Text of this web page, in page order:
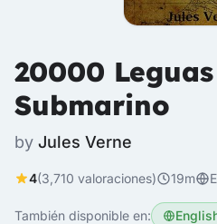
20000
Submarino
by Jules Verne
4(3,710 valoraciones) 19m
También disponible en: